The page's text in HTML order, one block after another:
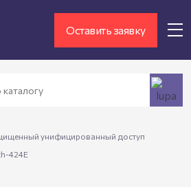
Оставить заявку
унифицированный доступ
424E